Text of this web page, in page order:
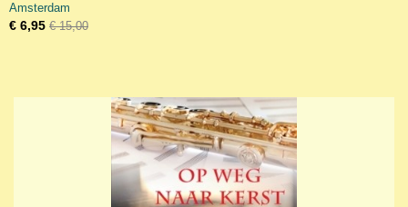
Amsterdam
€ 6,95 € 15,00